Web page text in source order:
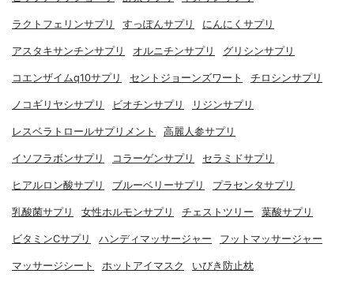
ラクトフェリンサプリ すっぽんサプリ にんにくサプリ
アスタキサンチンサプリ オルニチンサプリ グリシンサプリ
コエンザイムq10サプリ セントジョーンズワート チロシンサプリ
ノコギリヤシサプリ ビオチンサプリ リジンサプリ
レスベラトロールサプリメント 高麗人参サプリ
イソフラボンサプリ コラーゲンサプリ セラミドサプリ
ヒアルロン酸サプリ ブルーベリーサプリ プラセンタサプリ
乳酸菌サプリ 女性ホルモンサプリ チェストツリー 葉酸サプリ
ビタミンCサプリ ハンディマッサージャー フットマッサージャー
マッサージシート ホットアイマスク いびき防止枕